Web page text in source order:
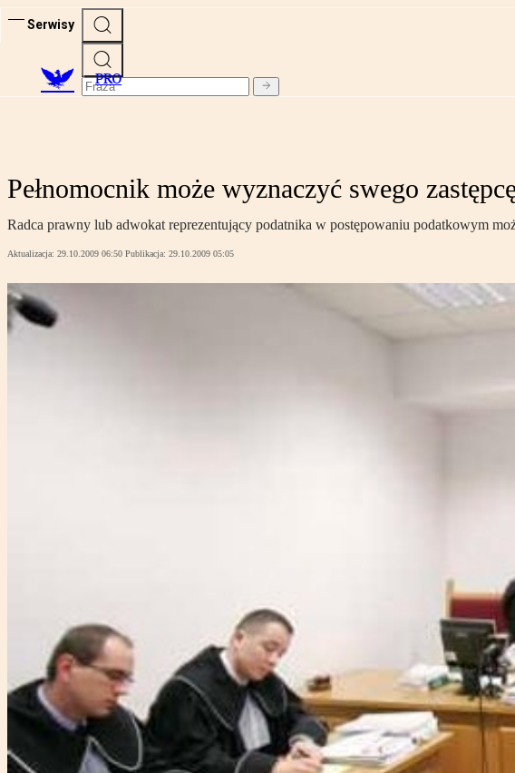
Serwisy
PRO
Pełnomocnik może wyznaczyć swego
Radca prawny lub adwokat reprezentujący podatnika w postępowaniu podatkowym
Aktualizacja: 29.10.2009 06:50 Publikacja: 29.10.2009 05:05